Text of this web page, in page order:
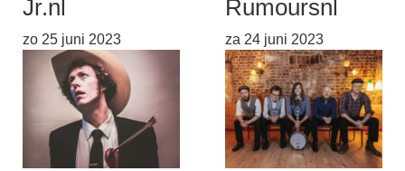
Jr.nl
zo 25 juni 2023
Rumoursnl
za 24 juni 2023